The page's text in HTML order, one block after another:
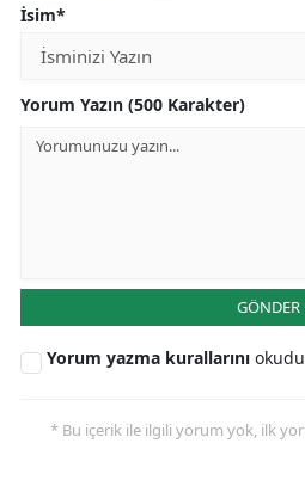
İsim*
Yorum Yazın (500 Karakter)
GÖNDER
Yorum yazma kurallarını
* Bu içerik ile ilgili yorum yok, ilk